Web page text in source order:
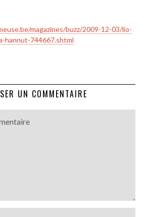
magazines/buzz/2009-12-03/lio-
hannut-744667.shtml
UN COMMENTAIRE